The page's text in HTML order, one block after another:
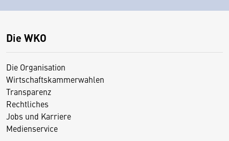
Die WKO
Die Organisation
Wirtschaftskammerwahlen
Transparenz
Rechtliches
Jobs und Karriere
Medienservice